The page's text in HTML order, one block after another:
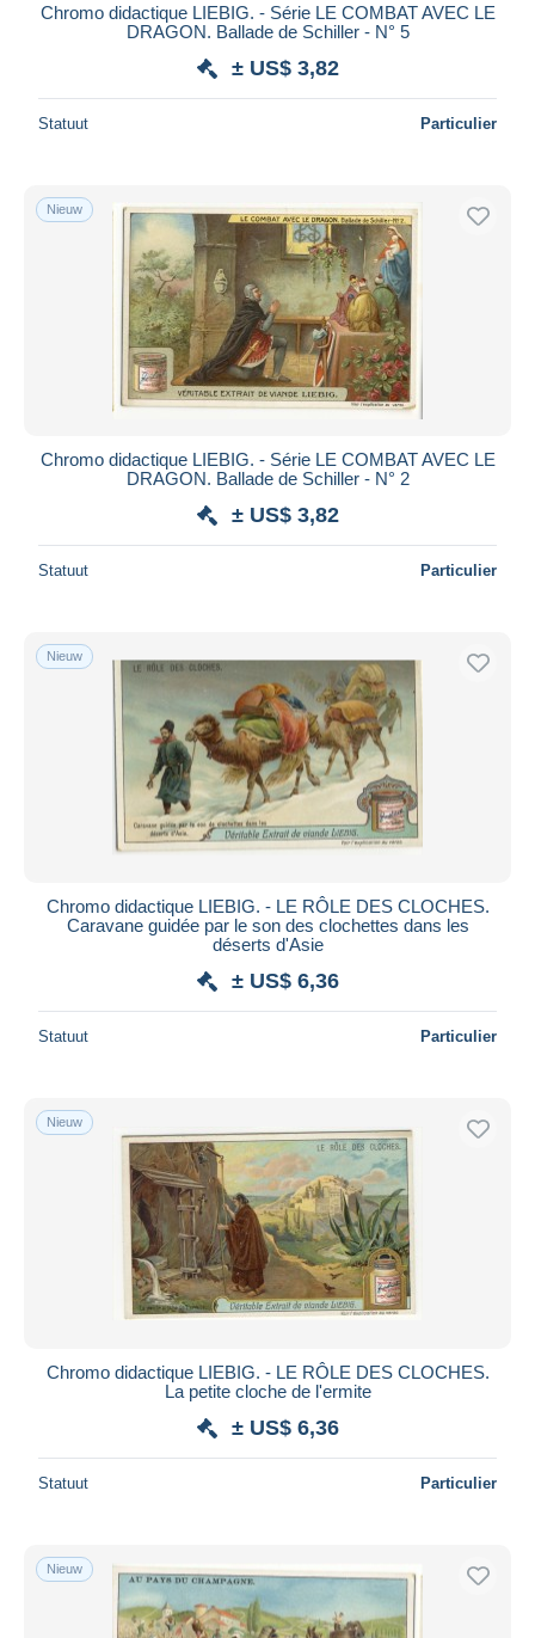
Chromo didactique LIEBIG. - Série LE COMBAT AVEC LE
DRAGON. Ballade de Schiller - N° 5
± US$ 3,82
Statuut Particulier
Nieuw
Chromo didactique LIEBIG. - Série LE COMBAT AVEC LE
DRAGON. Ballade de Schiller - N° 2
± US$ 3,82
Statuut Particulier
Nieuw
Chromo didactique LIEBIG. - LE RÔLE DES CLOCHES.
Caravane guidée par le son des clochettes dans les
déserts d'Asie
± US$ 6,36
Statuut Particulier
Nieuw
Chromo didactique LIEBIG. - LE RÔLE DES CLOCHES.
La petite cloche de l'ermite
± US$ 6,36
Statuut Particulier
Nieuw